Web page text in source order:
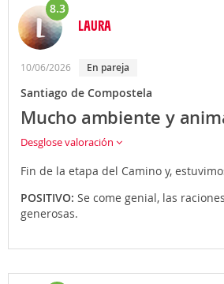
8.3
LAURA
10/06/2026 En pareja
Santiago de Compostela
Mucho ambiente y
Desglose valoración
Fin de la etapa del Camino y,
POSITIVO: Se come genial, las
generosas.